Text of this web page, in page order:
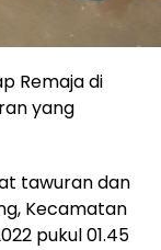
Remaja di
yang
tawuran dan
Kecamatan
pukul 01.45